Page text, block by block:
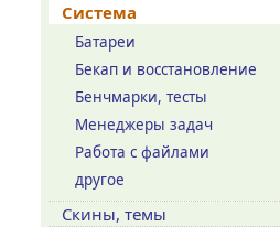
Система
Батареи
Бекап и восстановление
Бенчмарки, тесты
Менеджеры задач
Работа с файлами
другое
Скины, темы